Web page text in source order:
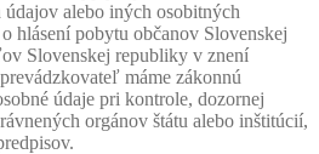
údajov alebo iných osobitných
hlásení pobytu občanov Slovenskej
Slovenskej republiky v znení
máme zákonnú
údaje pri kontrole, dozornej
orgánov štátu alebo inštitúcií,